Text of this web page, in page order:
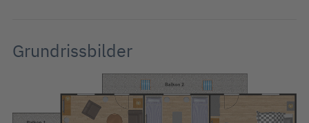
Grundrissbilder